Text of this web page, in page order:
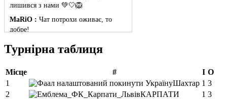
лишився з нами 💚🤍🦁
MaRiO : Чат потрохи оживає, то
добре!
MaRiO :
Знов у клубі бардак...
Hatsyk :Все буде добре
Torsida_LEMBERG_1963 :
привіт, знову з вами)
Hatsyk :Torsida_LEMBERG_1963 ,
Турнірна таблиця
Місце # І О
1
Шахтар 1 3
2
КАРПАТИ 1 3